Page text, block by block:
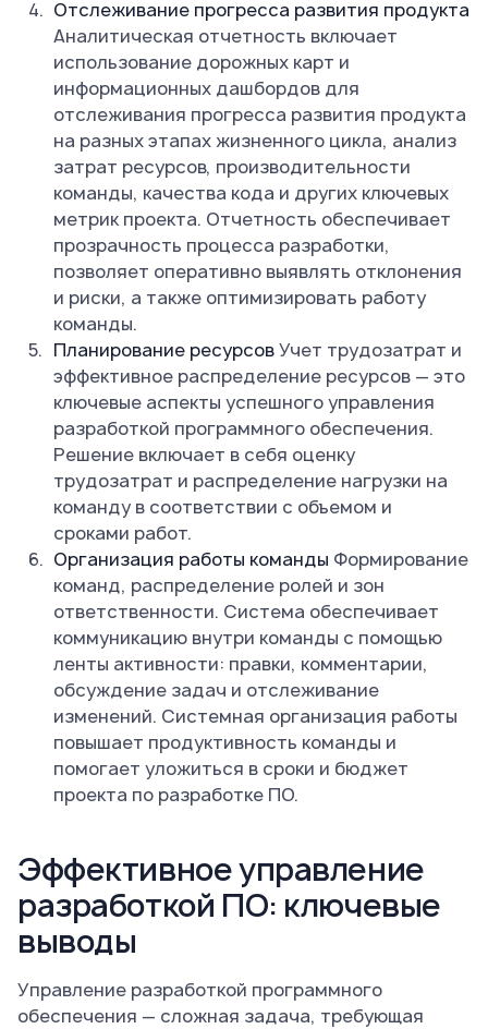
Отслеживание прогресса развития продукта
Аналитическая отчетность включает
использование дорожных карт и
информационных дашбордов для
отслеживания прогресса развития продукта
на разных этапах жизненного цикла, анализ
затрат ресурсов, производительности
команды, качества кода и других ключевых
метрик проекта. Отчетность обеспечивает
прозрачность процесса разработки,
позволяет оперативно выявлять отклонения
и риски, а также оптимизировать работу
команды.
Планирование ресурсовУчет трудозатрат и
эффективное распределение ресурсов — это
ключевые аспекты успешного управления
разработкой программного обеспечения.
Решение включает в себя оценку
трудозатрат и распределение нагрузки на
команду в соответствии с объемом и
сроками работ.
Организация работы команды Формирование
команд, распределение ролей и зон
ответственности. Система обеспечивает
коммуникацию внутри команды с помощью
ленты активности: правки, комментарии,
обсуждение задач и отслеживание
изменений. Системная организация работы
повышает продуктивность команды и
помогает уложиться в сроки и бюджет
проекта по разработке ПО.
Эффективное управление
разработкой ПО: ключевые
выводы
Управление разработкой программного
обеспечения — сложная задача, требующая